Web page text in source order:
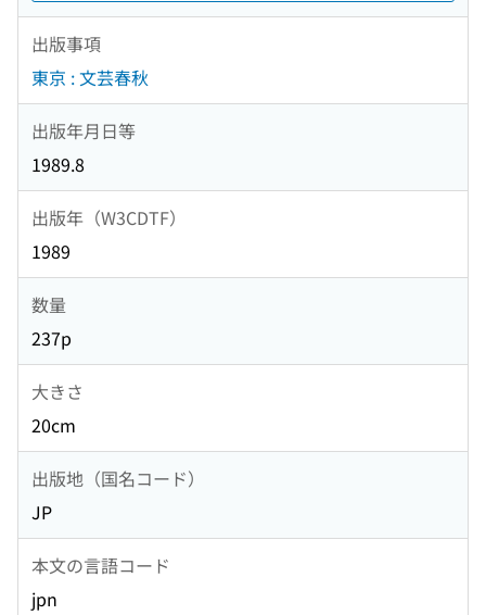
出版事項
東京 : 文芸春秋
出版年月日等
1989.8
出版年（W3CDTF）
1989
数量
237p
大きさ
20cm
出版地（国名コード）
JP
本文の言語コード
jpn